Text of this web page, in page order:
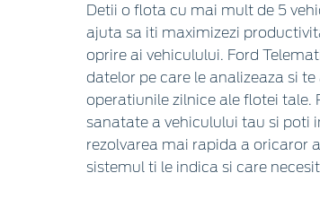
Detii o flota cu mai mult de 5
ajuta sa iti maximizezi
oprire ai vehiculului. Ford
datelor pe care le analizeaza si
operatiunile zilnice ale flotei tale.
sanatate a vehiculului tau si
rezolvarea mai rapida a oricaror
sistemul ti le indica si care